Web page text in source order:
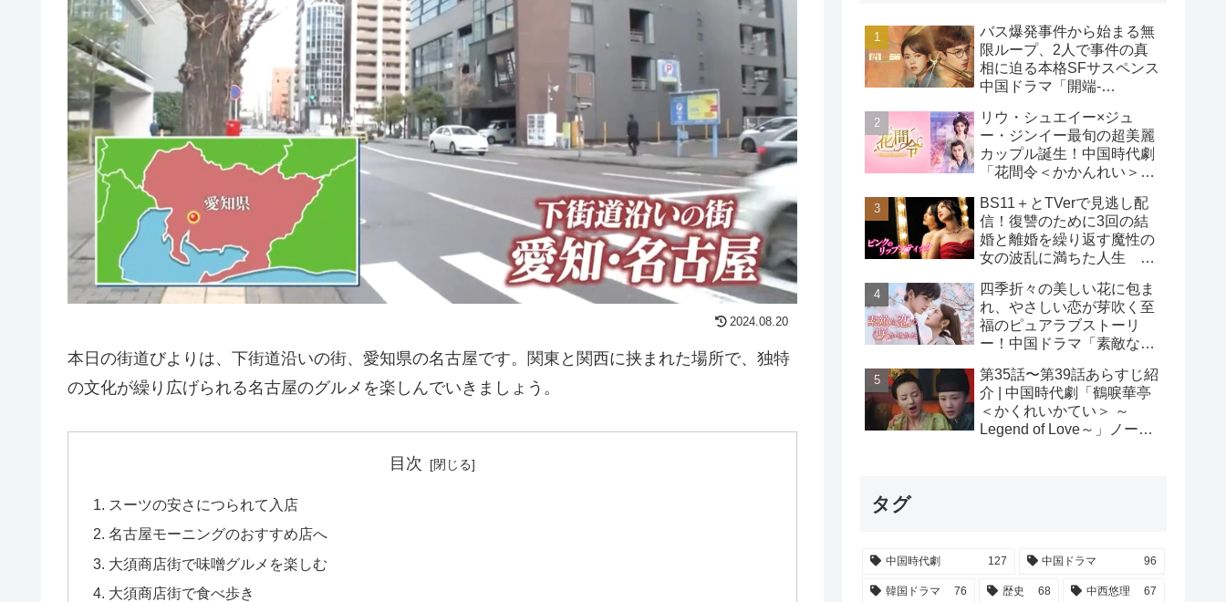
2024.08.20
本日の街道びよりは、下街道沿いの街、愛知県の名古屋です。関東と関西に挟まれた場所で、独特
の文化が繰り広げられる名古屋のグルメを楽しんでいきましょう。
目次
スーツの安さにつられて入店
名古屋モーニングのおすすめ店へ
大須商店街で味噌グルメを楽しむ
大須商店街で食べ歩き
バス爆発事件から始まる無
限ループ、2人で事件の真
相に迫る本格SFサスペンス
中国ドラマ「開端-
リウ・シュエイー×ジュ
ー・ジンイー最旬の超美麗
カップル誕生！中国時代劇
「花間令＜かかんれい＞～
BS11＋とTVerで見逃し配
信！復讐のために3回の結
婚と離婚を繰り返す魔性の
女の波乱に満ちた人生
プスティック」
四季折々の美しい花に包ま
れ、やさしい恋が芽吹く至
福のピュアラブストーリ
ー！中国ドラマ「素敵な恋
第35話〜第39話あらすじ紹
介 | 中国時代劇「鶴唳華亭
＜かくれいかてい＞ ～
Legend of Love～」ノーカ
タグ
中国時代劇 127 中国ドラマ 96
韓国ドラマ 76 歴史 68 中西悠理 67